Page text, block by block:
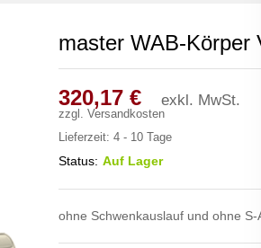
master WAB-Körper
320,17 € exkl. MwSt.
zzgl. Versandkosten
Lieferzeit: 4 - 10 Tage
Status: Auf Lager
ohne Schwenkauslauf und ohne S-